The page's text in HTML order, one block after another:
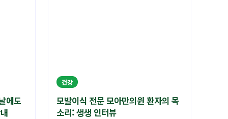
에도
건강
모발이식 전문 모아만의원 환자의 목
소리: 생생 인터뷰